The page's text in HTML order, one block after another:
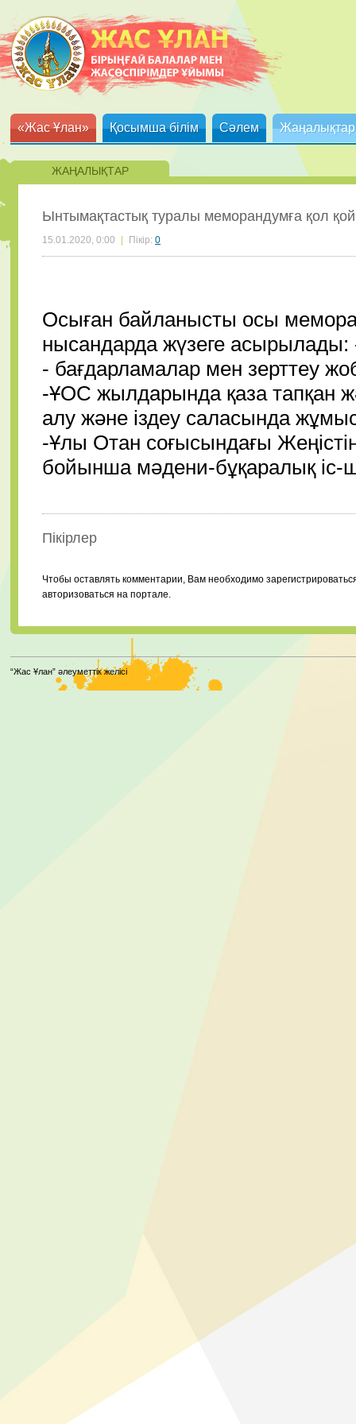
«Жас Ұлан» Қосымша білім Сәлем Жаңалықтар
ЖАҢАЛЫҚТАР
Ынтымақтастық туралы меморандумға қол
15.01.2020, 0:00 Пікір: 0
Осыған байланысты осы
нысандарда жүзеге асырылады:
- бағдарламалар мен зерттеу
-ҰОС жылдарында қаза тапқан
алу және іздеу саласында
-Ұлы Отан соғысындағы
бойынша мәдени-бұқаралық іс-
Пікірлер
Чтобы оставлять комментарии, Вам необходимо
авторизоваться на портале.
“Жас Ұлан” әлеуметтік желісі